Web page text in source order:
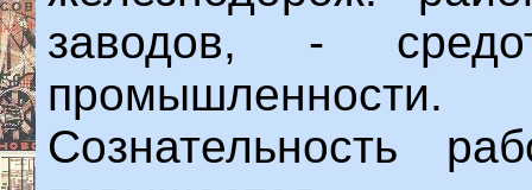
заводов, -
промышленности.
Сознательность